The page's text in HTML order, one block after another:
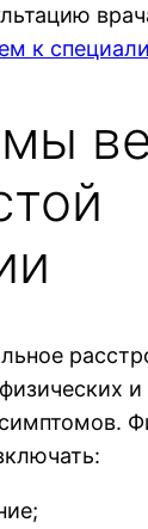
к
и